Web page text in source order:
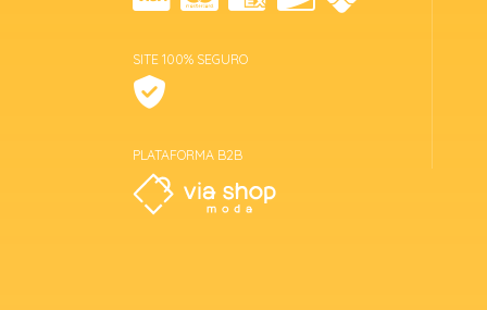
SITE 100% SEGURO
PLATAFORMA B2B